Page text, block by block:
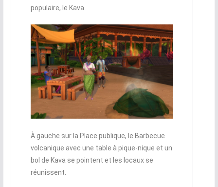
populaire, le Kava.
À gauche sur la Place publique, le Barbecue
volcanique avec une table à pique-nique et un
bol de Kava se pointent et les locaux se
réunissent.